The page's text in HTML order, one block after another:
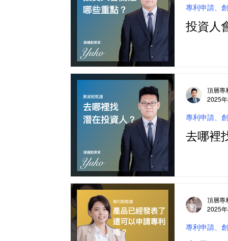
投資人
專利申請、
去哪裡
專利申請、
頂層專
2025
專利申請、
頂層專
2025